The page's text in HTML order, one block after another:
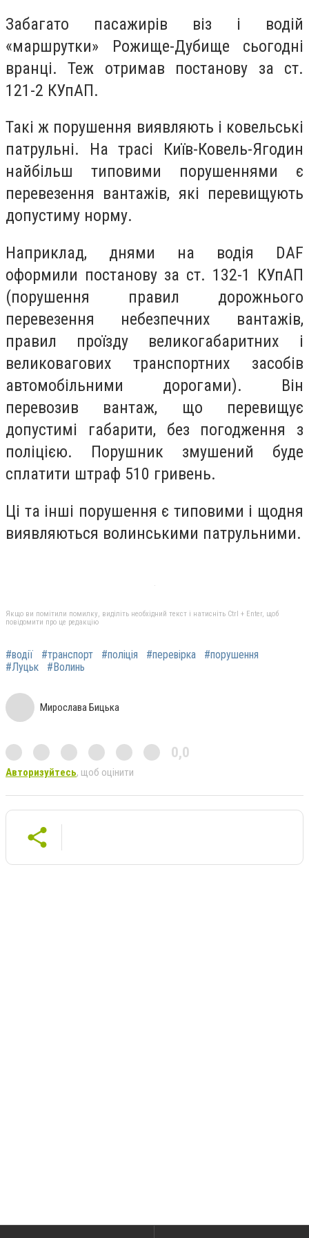
Забагато пасажирів віз і водій
«маршрутки» Рожище-Дубище сьогодні
вранці. Теж отримав постанову за ст.
121-2 КУпАП.
Такі ж порушення виявляють і ковельські
патрульні. На трасі Київ-Ковель-Ягодин
найбільш типовими порушеннями є
перевезення вантажів, які перевищують
допустиму норму.
Наприклад, днями на водія DAF
оформили постанову за ст. 132-1 КУпАП
(порушення правил дорожнього
перевезення небезпечних вантажів,
правил проїзду великогабаритних і
великовагових транспортних засобів
автомобільними дорогами). Він
перевозив вантаж, що перевищує
допустимі габарити, без погодження з
поліцією. Порушник змушений буде
сплатити штраф 510 гривень.
Ці та інші порушення є типовими і щодня
виявляються волинськими патрульними.
Якщо ви помітили помилку, виділіть необхідний текст і натисніть Ctrl + Enter, щоб
повідомити про це редакцію
#водії #транспорт #поліція #перевірка
#порушення
#Луцьк
#Волинь
Мирослава Бицька
0,0
Авторизуйтесь, щоб оцінити